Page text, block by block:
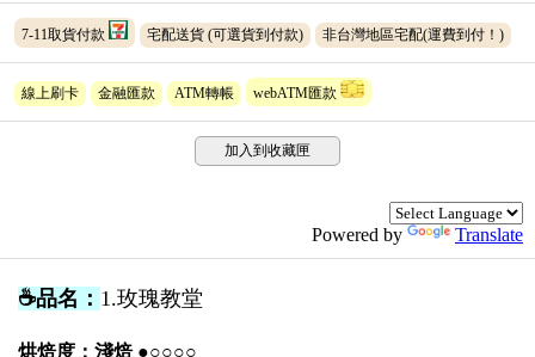
7-11取貨付款 宅配送貨 (可選貨到付款) 非台灣地區宅配(運費到付！)
線上刷卡 金融匯款 ATM轉帳 webATM匯款
加入到收藏匣
Powered by Translate
☕品名： 1.玫瑰教堂
烘焙度：淺焙 ●○○○○